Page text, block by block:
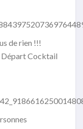
de rien !!!
Cocktail